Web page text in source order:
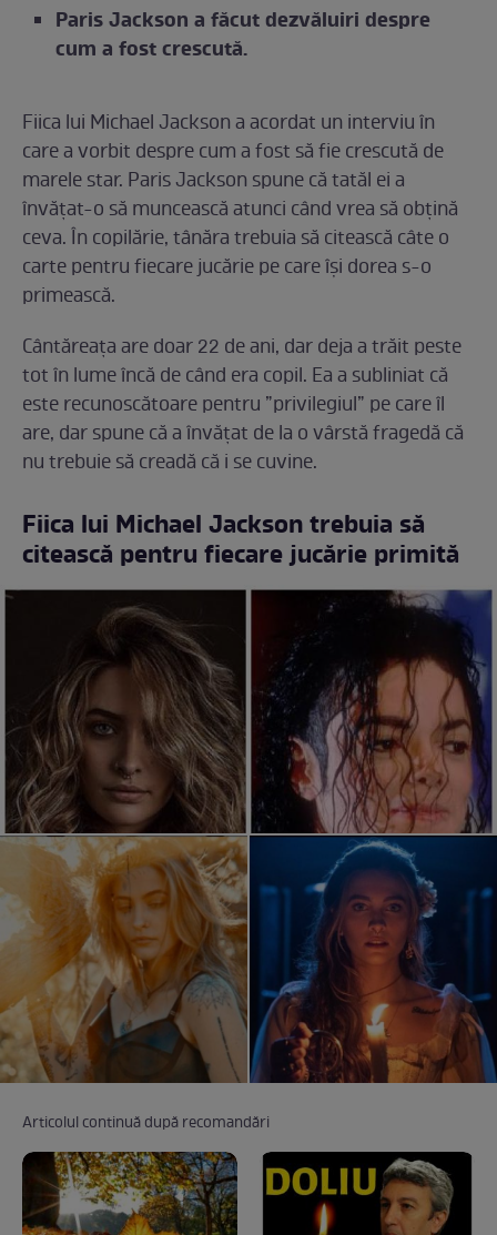
Paris Jackson a făcut dezvăluiri despre
cum a fost crescută.
Fiica lui Michael Jackson a acordat un interviu în
care a vorbit despre cum a fost să fie crescută de
marele star. Paris Jackson spune că tatăl ei a
învățat-o să muncească atunci când vrea să obțină
ceva. În copilărie, tânăra trebuia să citească câte o
carte pentru fiecare jucărie pe care își dorea s-o
primească.
Cântăreața are doar 22 de ani, dar deja a trăit peste
tot în lume încă de când era copil. Ea a subliniat că
este recunoscătoare pentru ”privilegiul” pe care îl
are, dar spune că a învățat de la o vârstă fragedă că
nu trebuie să creadă că i se cuvine.
Fiica lui Michael Jackson trebuia să
citească pentru fiecare jucărie primită
Articolul continuă după recomandări